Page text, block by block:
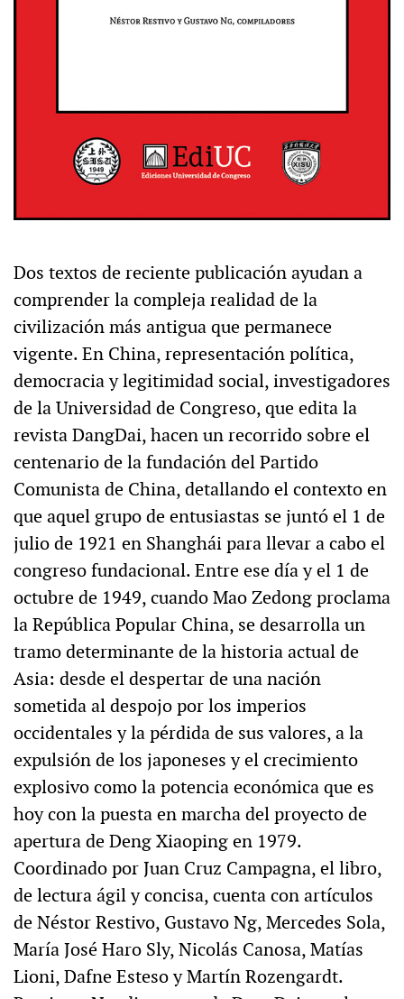
Dos textos de reciente publicación ayudan a
comprender la compleja realidad de la
civilización más antigua que permanece
vigente. En China, representación política,
democracia y legitimidad social, investigadores
de la Universidad de Congreso, que edita la
revista DangDai, hacen un recorrido sobre el
centenario de la fundación del Partido
Comunista de China, detallando el contexto en
que aquel grupo de entusiastas se juntó el 1 de
julio de 1921 en Shanghái para llevar a cabo el
congreso fundacional. Entre ese día y el 1 de
octubre de 1949, cuando Mao Zedong proclama
la República Popular China, se desarrolla un
tramo determinante de la historia actual de
Asia: desde el despertar de una nación
sometida al despojo por los imperios
occidentales y la pérdida de sus valores, a la
expulsión de los japoneses y el crecimiento
explosivo como la potencia económica que es
hoy con la puesta en marcha del proyecto de
apertura de Deng Xiaoping en 1979.
Coordinado por Juan Cruz Campagna, el libro,
de lectura ágil y concisa, cuenta con artículos
de Néstor Restivo, Gustavo Ng, Mercedes Sola,
María José Haro Sly, Nicolás Canosa, Matías
Lioni, Dafne Esteso y Martín Rozengardt.